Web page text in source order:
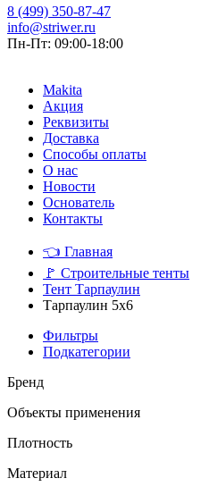
8 (499) 350-87-47
info@striwer.ru
Пн-Пт: 09:00-18:00
Makita
Акция
Реквизиты
Доставка
Способы оплаты
О нас
Новости
Основатель
Контакты
👈 Главная
🚩 Строительные тенты
Тент Тарпаулин
Тарпаулин 5х6
Фильтры
Подкатегории
Бренд
Объекты применения
Плотность
Материал